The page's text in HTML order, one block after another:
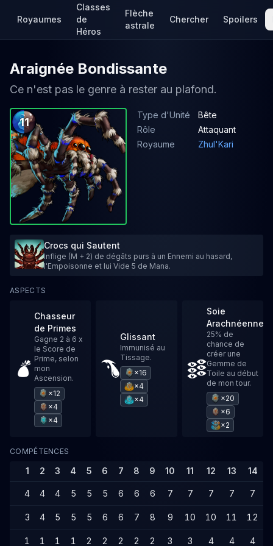
Royaumes
Classes
de
Héros
Flèche
astrale
Chercher Spoilers
Araignée Bondissante
Ce n'est pas le genre à rester au plafond.
11
Type d'Unité
Bête
Rôle
Attaquant
Royaume
Zhul'Kari
Crocs qui Sautent
Inflige (M + 2) de dégâts purs à un Ennemi au hasard,
l'Empoisonne et lui Vide 5 de Mana.
ASPECTS
Chasseur
de Primes
Gagne 2 à 6 x
le Score de
Prime, selon
mon
Ascension.
×12
×4
×4
Glissant
Immunisé au
Tissage.
×16
×4
×4
Soie
Arachnéenne
25% de
chance de
créer une
Gemme de
Toile au début
de mon tour.
×20
×6
×2
COMPÉTENCES
1 2 3 4 5 6 7 8 9 10 11 12 13 14
4 4 4 5 5 5 6 6 6 7 7 7 7 7
3 4 5 5 5 6 6 7 8 9 10 10 11 12
1 1 1 1 2 2 2 2 2 3 3 4 4 4